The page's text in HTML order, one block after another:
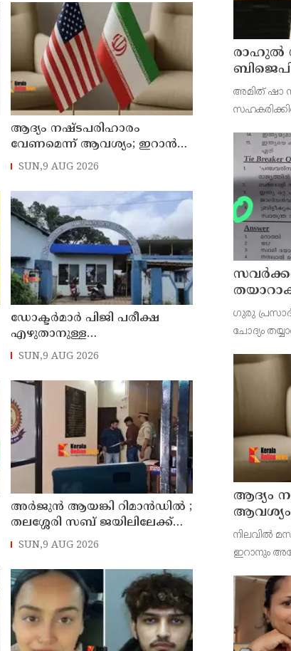
ആദ്യം നഷ്ടപരിഹാരം
വേണമെന്ന് ആവശ്യം; ഇറാന്‍
യുഎസ് നയതന്ത്ര നീക്കങ്ങളില്‍
SUN,9 AUG 2026
ഡോക്ടര്‍മാര്‍ പിജി പരീക്ഷ
എഴുതാനുള്ള
മുന്നൊരുക്കത്തില്‍;
കാസര്‍കോട് പാണത്തൂര്‍
കുടുംബാരോഗ്യ കേന്ദ്രം
അടച്ചുപൂട്ടി
SUN,9 AUG 2026
അര്‍ജുന്‍ ആയങ്കി റിമാന്‍ഡില്‍ ;
തലശ്ശേരി സബ് ജയിലിലേക്ക്
മാറ്റും
SUN,9 AUG 2026
രാഹുല്‍
അമിത് ഷാ
ഗുരു
ചോദ്യം
ആദ്യം
നിലവില്‍
ഇറാനും